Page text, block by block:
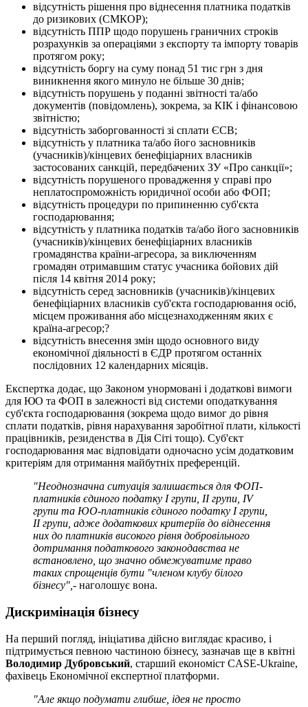
відсутність рішення про віднесення платника податків
до ризикових (СМКОР);
відсутність ППР щодо порушень граничних строків
розрахунків за операціями з експорту та імпорту товарів
протягом року;
відсутність боргу на суму понад 51 тис грн з дня
виникнення якого минуло не більше 30 днів;
відсутність порушень у поданні звітності та/або
документів (повідомлень), зокрема, за КІК і фінансовою
звітністю;
відсутність заборгованності зі сплати ЄСВ;
відсутність у платника та/або його засновників
(учасників)/кінцевих бенефіціарних власників
застосованих санкцій, передбачених ЗУ «Про санкції»;
відсутність порушеного провадження у справі про
неплатоспроможність юридичної особи або ФОП;
відсутність процедури по припиненню суб'єкта
господарювання;
відсутність у платника податків та/або його засновників
(учасників)/кінцевих бенефіціарних власників
громадянства країни-агресора, за виключенням
громадян отримавшим статус учасника бойових дій
після 14 квітня 2014 року;
відсутність серед засновників (учасників)/кінцевих
бенефіціарних власників суб'єкта господарювання осіб,
місцем проживання або місцезнаходженням яких є
країна-агресор;?
відсутність внесення змін щодо основного виду
економічної діяльності в ЄДР протягом останніх
послідовних 12 календарних місяців.
Експертка додає, що Законом унормовані і додаткові вимоги
для ЮО та ФОП в залежності від системи оподаткування
суб'єкта господарювання (зокрема щодо вимог до рівня
сплати податків, рівня нарахування заробітної плати, кількості
працівників, резиденства в Дія Сіті тощо). Суб'єкт
господарювання має відповідати одночасно усім додатковим
критеріям для отримання майбутніх преференцій.
"Неоднозначна ситуація залишається для ФОП-
платників єдиного податку І групи, ІІ групи, ІV
групи та ЮО-платників єдиного податку І групи,
ІІ групи, адже додаткових критеріїв до віднесення
них до платників високого рівня добровільного
дотримання податкового законодавства не
встановлено, що значно обмежуватиме право
таких спрощенців бути "членом клубу білого
бізнесу",- наголошує вона.
Дискримінація бізнесу
На перший погляд, ініціатива дійсно виглядає красиво, і
підтримується певною частиною бізнесу, зазначав ще в квітні
Володимир Дубровський, старший економіст CASE-Ukraine,
фахівець Економічної експертної платформи.
"Але якщо подумати глибше, ідея не просто